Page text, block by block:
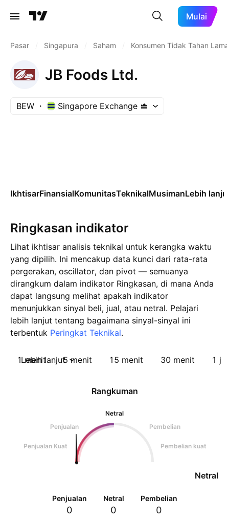
Mulai
Pasar Singapura Saham Konsumen Tidak Tahan Lama
JB Foods Ltd.
BEW Singapore Exchange
IkhtisarFinansialKomunitasTeknikalMusimanLebih
Ringkasan indikator
Lihat ikhtisar analisis teknikal untuk kerangka waktu
yang dipilih. Ini mencakup data kunci dari rata-rata
pergerakan, oscillator, dan pivot — semuanya
dirangkum dalam indikator Ringkasan, di mana Anda
dapat langsung melihat apakah indikator
menunjukkan sinyal beli, jual, atau netral. Pelajari
lebih lanjut tentang bagaimana sinyal-sinyal ini
terbentuk Peringkat Teknikal.
1 menit 5 menit 15 menit 30 menit 1
Lebih lanjut
Rangkuman
Netral
Penjualan
Pembelian
Penjualan Kuat Pembelian kuat
Netral
Penjualan
0
Netral
0
Pembelian
0